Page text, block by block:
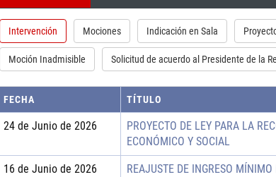
Intervención Mociones Indicación en Sala
Moción Inadmisible Solicitud de acuerdo al Presidente de la
FECHA TÍTULO
24 de Junio de 2026
PROYECTO DE LEY PARA LA
ECONÓMICO Y SOCIAL
16 de Junio de 2026
REAJUSTE DE INGRESO